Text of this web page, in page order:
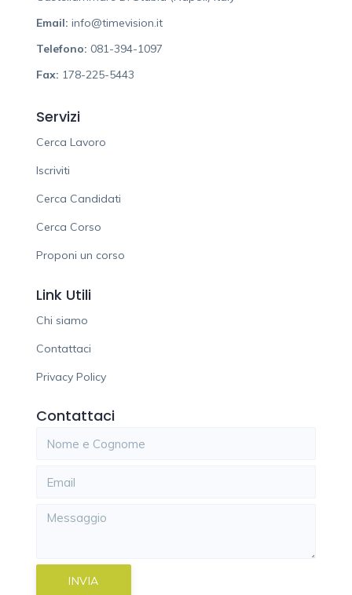
Email: info@timevision.it
Telefono: 081-394-1097
Fax: 178-225-5443
Servizi
Cerca Lavoro
Iscriviti
Cerca Candidati
Cerca Corso
Proponi un corso
Link Utili
Chi siamo
Contattaci
Privacy Policy
Contattaci
INVIA